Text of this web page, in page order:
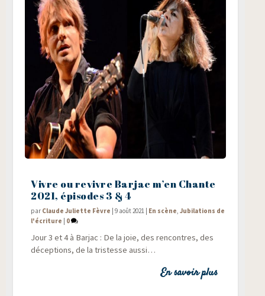
Vivre ou revivre Barjac m’en Chante
2021, épisodes 3 & 4
par Claude Juliette Fèvre |9 août 2021 | En scène ,Jubilations de
l'écriture | 0
Jour 3 et 4 à Bar­jac : De la joie, des ren­contres, des
décep­tions, de la tris­tesse aussi…
En savoir plus